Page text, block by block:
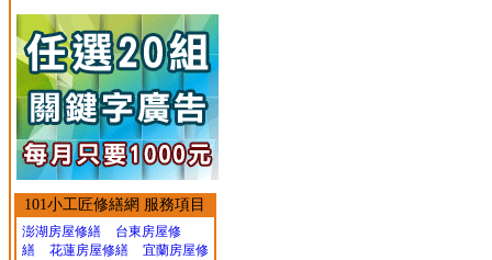
101小工匠修繕網 服務項目
澎湖房屋修繕
台東房屋修
繕
花蓮房屋修繕
宜蘭房屋修